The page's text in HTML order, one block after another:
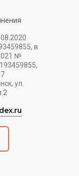
в
№
ул.